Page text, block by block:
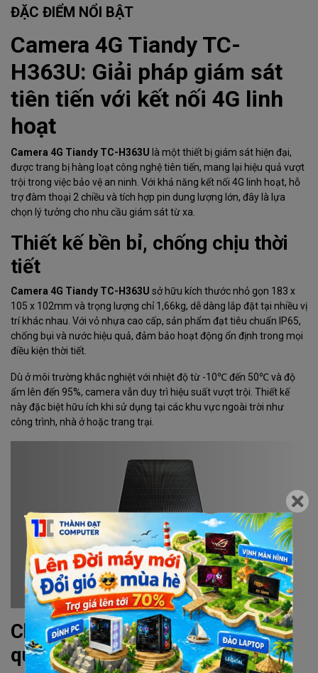
ĐẶC ĐIỂM NỔI BẬT
Camera 4G Tiandy TC-
H363U: Giải pháp giám sát
tiên tiến với kết nối 4G linh
hoạt
Camera 4G Tiandy TC-H363U là một thiết bị giám sát hiện đại,
được trang bị hàng loạt công nghệ tiên tiến, mang lại hiệu quả vượt
trội trong việc bảo vệ an ninh. Với khả năng kết nối 4G linh hoạt, hỗ
trợ đàm thoại 2 chiều và tích hợp pin dung lượng lớn, đây là lựa
chọn lý tưởng cho nhu cầu giám sát từ xa.
Thiết kế bền bỉ, chống chịu thời
tiết
Camera 4G Tiandy TC-H363U sở hữu kích thước nhỏ gọn 183 x
105 x 102mm và trọng lượng chỉ 1,66kg, dễ dàng lắp đặt tại nhiều vị
trí khác nhau. Với vỏ nhựa cao cấp, sản phẩm đạt tiêu chuẩn IP65,
chống bụi và nước hiệu quả, đảm bảo hoạt động ổn định trong mọi
điều kiện thời tiết.
Dù ở môi trường khắc nghiệt với nhiệt độ từ -10℃ đến 50℃ và độ
ẩm lên đến 95%, camera vẫn duy trì hiệu suất vượt trội. Thiết kế
này đặc biệt hữu ích khi sử dụng tại các khu vực ngoài trời như
công trình, nhà ở hoặc trang trại.
Chất lượng hình ảnh sắc nét,
quan sát tối ưu